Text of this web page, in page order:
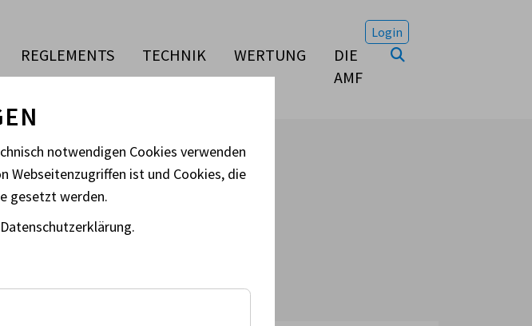
Login
REGLEMENTS TECHNIK WERTUNG
DIE
AMF
https://rmc-ce.com/
notwendigen Cookies verwenden
Webseitenzugriffen ist und Cookies, die
gesetzt werden.